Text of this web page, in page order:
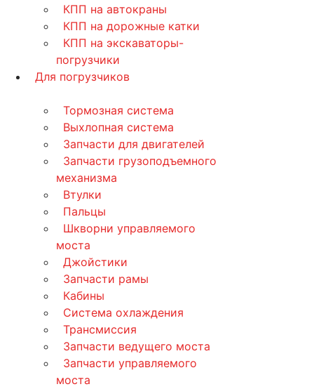
КПП на автокраны
КПП на дорожные катки
КПП на экскаваторы-
погрузчики
Для погрузчиков
Тормозная система
Выхлопная система
Запчасти для двигателей
Запчасти грузоподъемного
механизма
Втулки
Пальцы
Шкворни управляемого
моста
Джойстики
Запчасти рамы
Кабины
Система охлаждения
Трансмиссия
Запчасти ведущего моста
Запчасти управляемого
моста